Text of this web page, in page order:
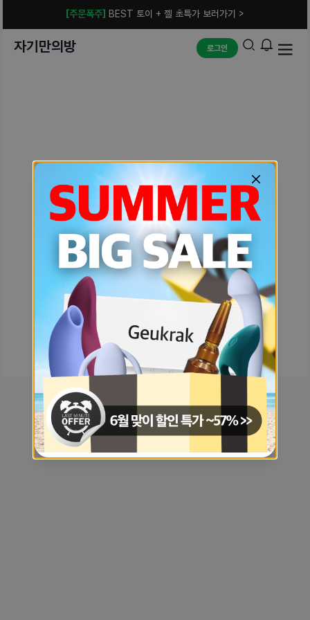
[주문폭주] BEST 토이 + 젤 초특가 보러가기 >
자기만의방 로그인
예상치 못한 에러입니다.